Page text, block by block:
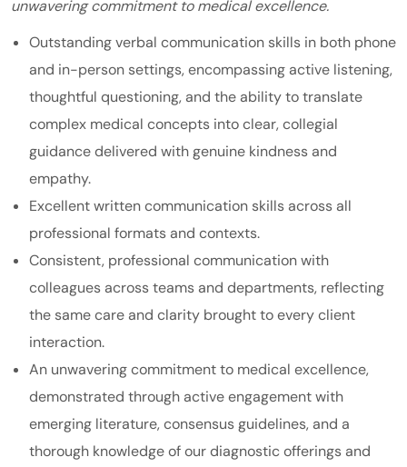
unwavering commitment to medical excellence.
Outstanding verbal communication skills in both phone
and in-person settings, encompassing active listening,
thoughtful questioning, and the ability to translate
complex medical concepts into clear, collegial
guidance delivered with genuine kindness and
empathy.
Excellent written communication skills across all
professional formats and contexts.
Consistent, professional communication with
colleagues across teams and departments, reflecting
the same care and clarity brought to every client
interaction.
An unwavering commitment to medical excellence,
demonstrated through active engagement with
emerging literature, consensus guidelines, and a
thorough knowledge of our diagnostic offerings and